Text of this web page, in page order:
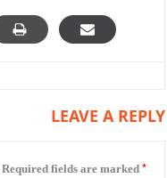
LEAVE A REPLY
Required fields are marked *